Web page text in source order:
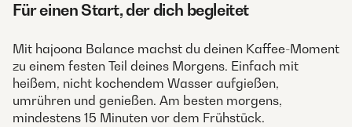
Für einen Start, der dich begleitet
Mit hajoona Balance machst du deinen Kaffee-Moment
zu einem festen Teil deines Morgens. Einfach mit
heißem, nicht kochendem Wasser aufgießen,
umrühren und genießen. Am besten morgens,
mindestens 15 Minuten vor dem Frühstück.